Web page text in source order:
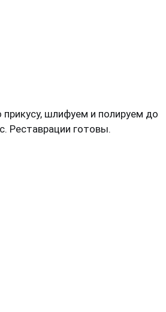
шлифуем и полируем до
Реставрации готовы.